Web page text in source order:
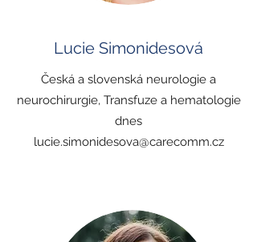
Lucie Simonidesová
Česká a slovenská neurologie a
neurochirurgie, Transfuze a hematologie
dnes
lucie.simonidesova@carecomm.cz